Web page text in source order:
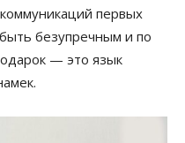
первых
безупречным и по
— это язык